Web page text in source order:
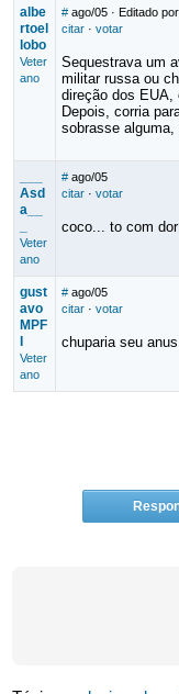
albe
rtoel
lobo
Veter
ano
# ago/05· Editado
citar· votar
Sequestrava um
militar russa ou
direção dos EUA,
Depois, corria
sobrasse alguma,
Asd
a__
Veter
ano
# ago/05
citar· votar
coco... to com
gust
avo
MPF
Veter
ano
# ago/05
citar· votar
chuparia seu anus